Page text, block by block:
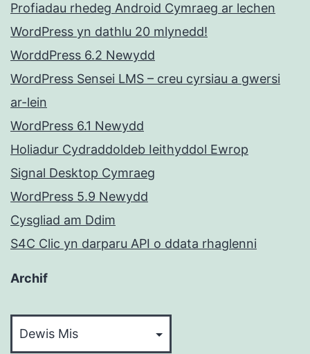
Profiadau rhedeg Android Cymraeg ar lechen
WordPress yn dathlu 20 mlynedd!
WorddPress 6.2 Newydd
WordPress Sensei LMS – creu cyrsiau a gwersi
ar-lein
WordPress 6.1 Newydd
Holiadur Cydraddoldeb Ieithyddol Ewrop
Signal Desktop Cymraeg
WordPress 5.9 Newydd
Cysgliad am Ddim
S4C Clic yn darparu API o ddata rhaglenni
Archif